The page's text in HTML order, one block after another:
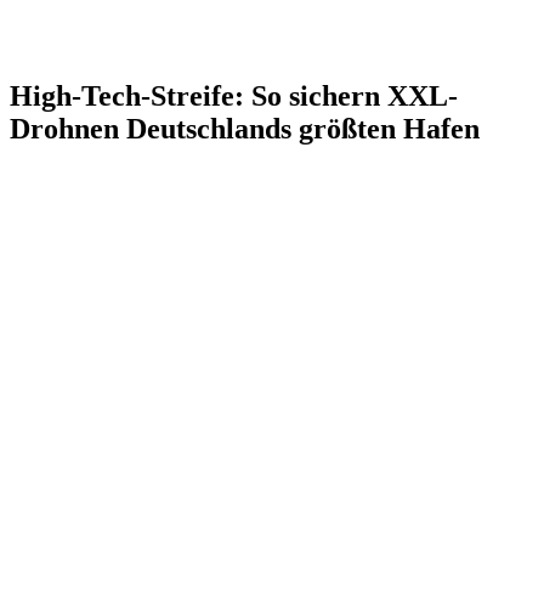
High-Tech-Streife: So sichern XXL-
Drohnen Deutschlands größten Hafen